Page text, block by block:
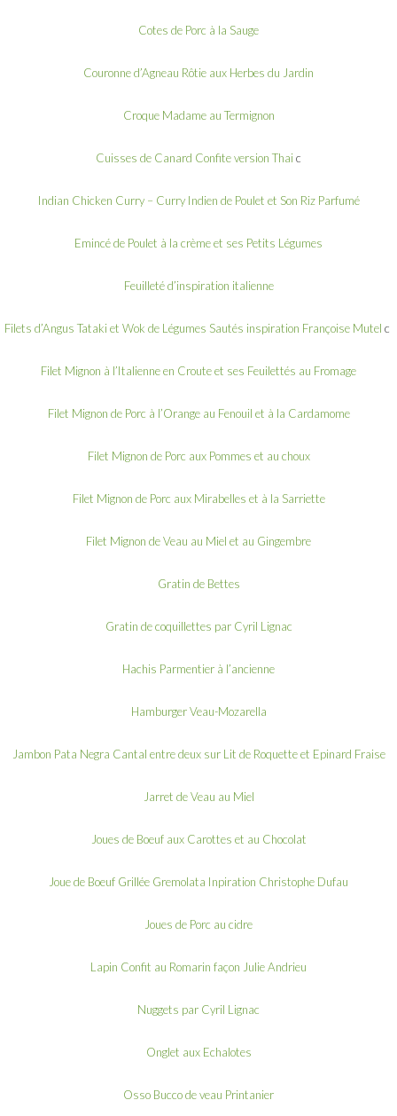
Cotes de Porc à la Sauge
Couronne d’Agneau Rôtie aux Herbes du Jardin
Croque Madame au Termignon
Cuisses de Canard Confite version Thai c
Indian Chicken Curry – Curry Indien de Poulet et Son Riz Parfumé
Emincé de Poulet à la crème et ses Petits Légumes
Feuilleté d’inspiration italienne
Filets d’Angus Tataki et Wok de Légumes Sautés inspiration Françoise Mutel c
Filet Mignon à l’Italienne en Croute et ses Feuilettés au Fromage
Filet Mignon de Porc à l’Orange au Fenouil et à la Cardamome
Filet Mignon de Porc aux Pommes et au choux
Filet Mignon de Porc aux Mirabelles et à la Sarriette
Filet Mignon de Veau au Miel et au Gingembre
Gratin de Bettes
Gratin de coquillettes par Cyril Lignac
Hachis Parmentier à l’ancienne
Hamburger Veau-Mozarella
Jambon Pata Negra Cantal entre deux sur Lit de Roquette et Epinard Fraise
Jarret de Veau au Miel
Joues de Boeuf aux Carottes et au Chocolat
Joue de Boeuf Grillée Gremolata Inpiration Christophe Dufau
Joues de Porc au cidre
Lapin Confit au Romarin façon Julie Andrieu
Nuggets par Cyril Lignac
Onglet aux Echalotes
Osso Bucco de veau Printanier